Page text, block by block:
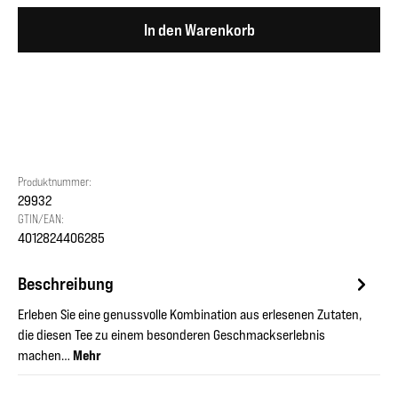
In den Warenkorb
Produktnummer:
29932
GTIN/EAN:
4012824406285
Beschreibung
Erleben Sie eine genussvolle Kombination aus erlesenen Zutaten,
die diesen Tee zu einem besonderen Geschmackserlebnis
machen… Mehr